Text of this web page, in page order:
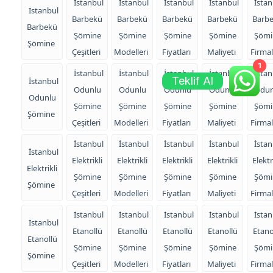
İstanbul
Barbekü
Şömine
İstanbul
Barbekü
Şömine
Çeşitleri
İstanbul
Barbekü
Şömine
Modelleri
İstanbul
Barbekü
Şömine
Fiyatları
İstanbul
Barbekü
Şömine
Maliyeti
İstanbul
Odunlu
Şömine
İstanbul
Odunlu
Şömine
Çeşitleri
İstanbul
Odunlu
Şömine
Modelleri
İstanbul
Odunlu
Şömine
Fiyatları
İstanbul
Odunlu
Şömine
Maliyeti
İstanbul
Elektrikli
Şömine
İstanbul
Elektrikli
Şömine
Çeşitleri
İstanbul
Elektrikli
Şömine
Modelleri
İstanbul
Elektrikli
Şömine
Fiyatları
İstanbul
Elektrikli
Şömine
Maliyeti
İstanbul
Etanollü
Şömine
İstanbul
Etanollü
Şömine
Çeşitleri
İstanbul
Etanollü
Şömine
Modelleri
İstanbul
Etanollü
Şömine
Fiyatları
İstanbul
Etanollü
Şömine
Maliyeti
1
Teklif Al